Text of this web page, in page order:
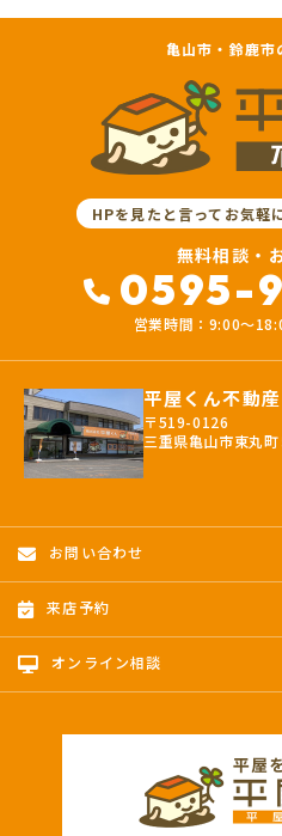
亀山市・鈴鹿市
HPを見たと言ってお気軽
無料相談・
0595-
営業時間：9:00〜
平屋くん不動産
〒519-0126
三重県亀山市東丸
お問い合わせ
来店予約
オンライン相談